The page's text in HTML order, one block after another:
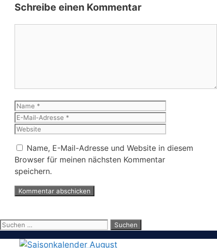
Schreibe einen Kommentar
Name
Name, E-Mail-Adresse und Website in diesem
Browser für meinen nächsten Kommentar
speichern.
Suchen